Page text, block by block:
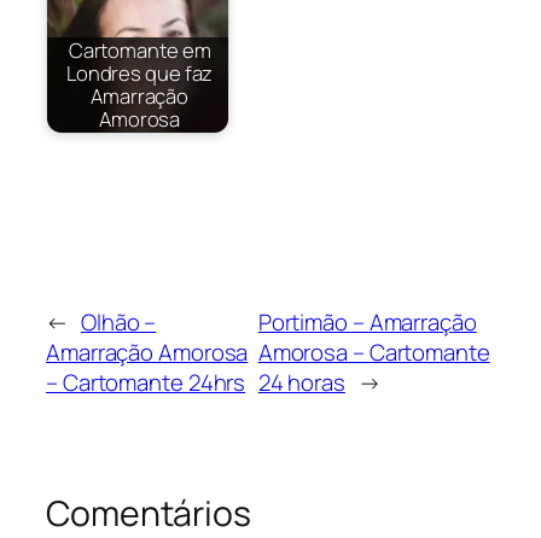
Cartomante em
Londres que faz
Amarração
Amorosa
← Olhão –
Amarração Amorosa
– Cartomante 24hrs
Portimão – Amarração
Amorosa – Cartomante
24 horas →
Comentários